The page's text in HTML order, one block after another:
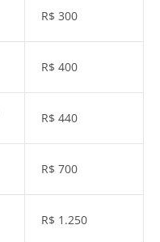
R$ 300
R$ 400
R$ 440
R$ 700
R$ 1.250